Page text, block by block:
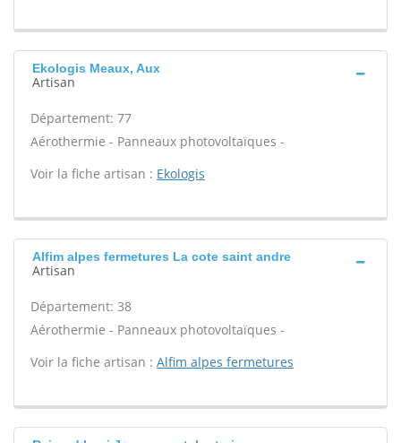
Ekologis Meaux, Aux
Artisan
Département: 77
Aérothermie - Panneaux photovoltaïques -
Voir la fiche artisan : Ekologis
Alfim alpes fermetures La cote saint andre
Artisan
Département: 38
Aérothermie - Panneaux photovoltaïques -
Voir la fiche artisan : Alfim alpes fermetures